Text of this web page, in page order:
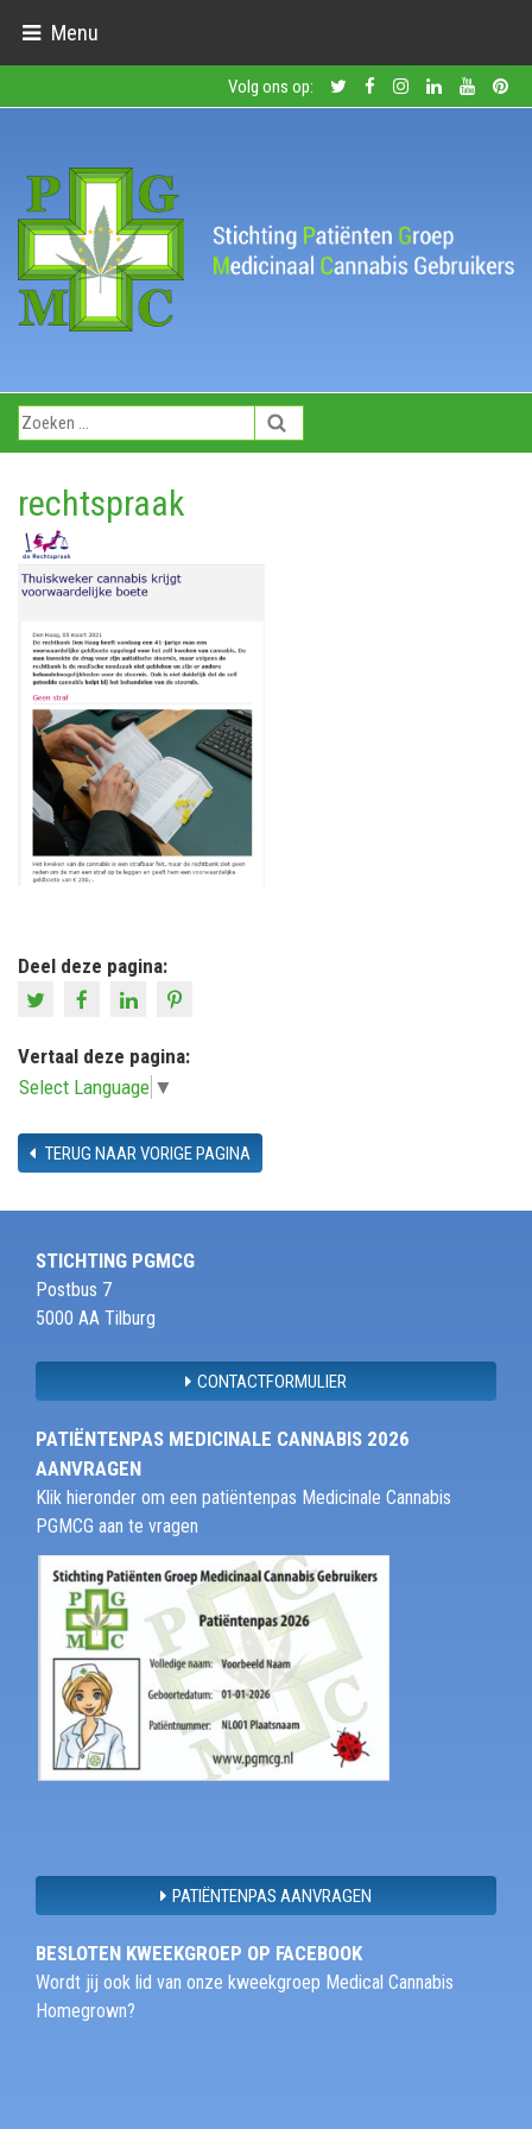
Menu
Volg ons op:
rechtspraak
Deel deze pagina:
Vertaal deze pagina:
Select Language ▼
TERUG NAAR VORIGE PAGINA
STICHTING PGMCG
Postbus 7
5000 AA Tilburg
CONTACTFORMULIER
PATIËNTENPAS MEDICINALE CANNABIS 2026
AANVRAGEN
Klik hieronder om een patiëntenpas Medicinale Cannabis
PGMCG aan te vragen
PATIËNTENPAS AANVRAGEN
BESLOTEN KWEEKGROEP OP FACEBOOK
Wordt jij ook lid van onze kweekgroep Medical Cannabis
Homegrown?